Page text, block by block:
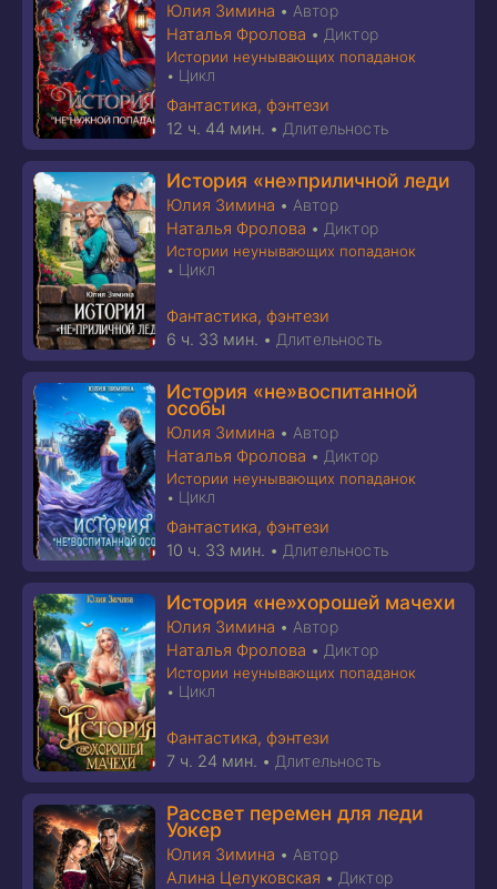
Юлия Зимина • Автор
Наталья Фролова • Диктор
Истории неунывающих попаданок
• Цикл
Фантастика, фэнтези
12 ч. 44 мин. • Длительность
История «не»приличной леди
Юлия Зимина • Автор
Наталья Фролова • Диктор
Истории неунывающих попаданок
• Цикл
Фантастика, фэнтези
6 ч. 33 мин. • Длительность
История «не»воспитанной
особы
Юлия Зимина • Автор
Наталья Фролова • Диктор
Истории неунывающих попаданок
• Цикл
Фантастика, фэнтези
10 ч. 33 мин. • Длительность
История «не»хорошей мачехи
Юлия Зимина • Автор
Наталья Фролова • Диктор
Истории неунывающих попаданок
• Цикл
Фантастика, фэнтези
7 ч. 24 мин. • Длительность
Рассвет перемен для леди
Уокер
Юлия Зимина • Автор
Алина Целуковская • Диктор